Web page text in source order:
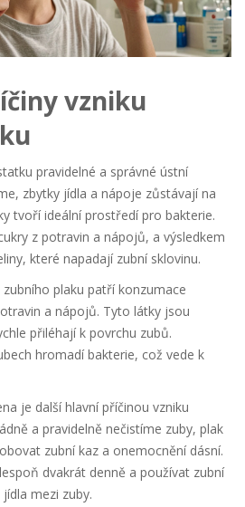
vzniku
pravidelné a správné ústní
zbytky jídla a nápoje zůstávají na
tvoří ideální prostředí pro bakterie.
z potravin a nápojů, a výsledkem
které napadají zubní sklovinu.
plaku patří konzumace
a nápojů. Tyto látky jsou
přiléhají k povrchu zubů.
hromadí bakterie, což vede k
je další hlavní příčinou vzniku
a pravidelně nečistíme zuby, plak
zubní kaz a onemocnění dásní.
dvakrát denně a používat zubní
mezi zuby.